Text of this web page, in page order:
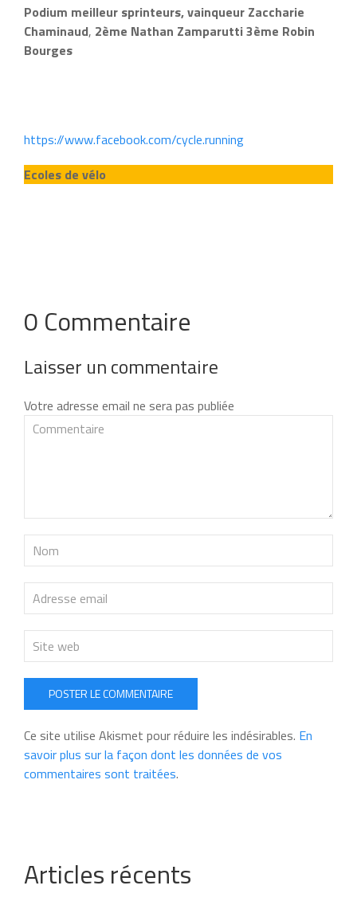
Podium meilleur sprinteurs, vainqueur Zaccharie
Chaminaud, 2ème Nathan Zamparutti 3ème Robin
Bourges
https://www.facebook.com/cycle.running
Ecoles de vélo
0 Commentaire
Laisser un commentaire
Votre adresse email ne sera pas publiée
POSTER LE COMMENTAIRE
Ce site utilise Akismet pour réduire les indésirables. En
savoir plus sur la façon dont les données de vos
commentaires sont traitées.
Articles récents